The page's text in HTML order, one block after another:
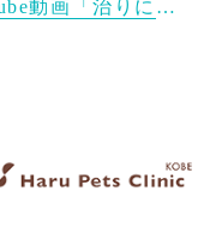
Youtube動画「治りにくい炎症の漢方薬治療について」を公開しました。